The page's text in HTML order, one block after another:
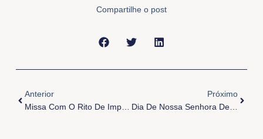
Compartilhe o post
Anterior
Missa Com O Rito De Imposição Das Cinzas
Próximo
Dia De Nossa Senhora De Lourdes